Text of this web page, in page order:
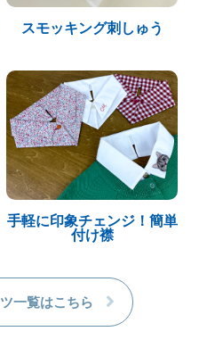
スモッキング刺しゅう
手軽に印象チェンジ！簡単
付け襟
一覧はこちら